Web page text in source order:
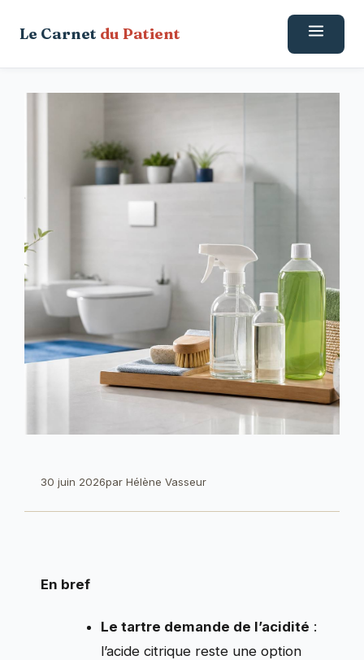
Le Carnet du Patient
30 juin 2026par Hélène Vasseur
En bref
Le tartre demande de l’acidité :
l’acide citrique reste une option